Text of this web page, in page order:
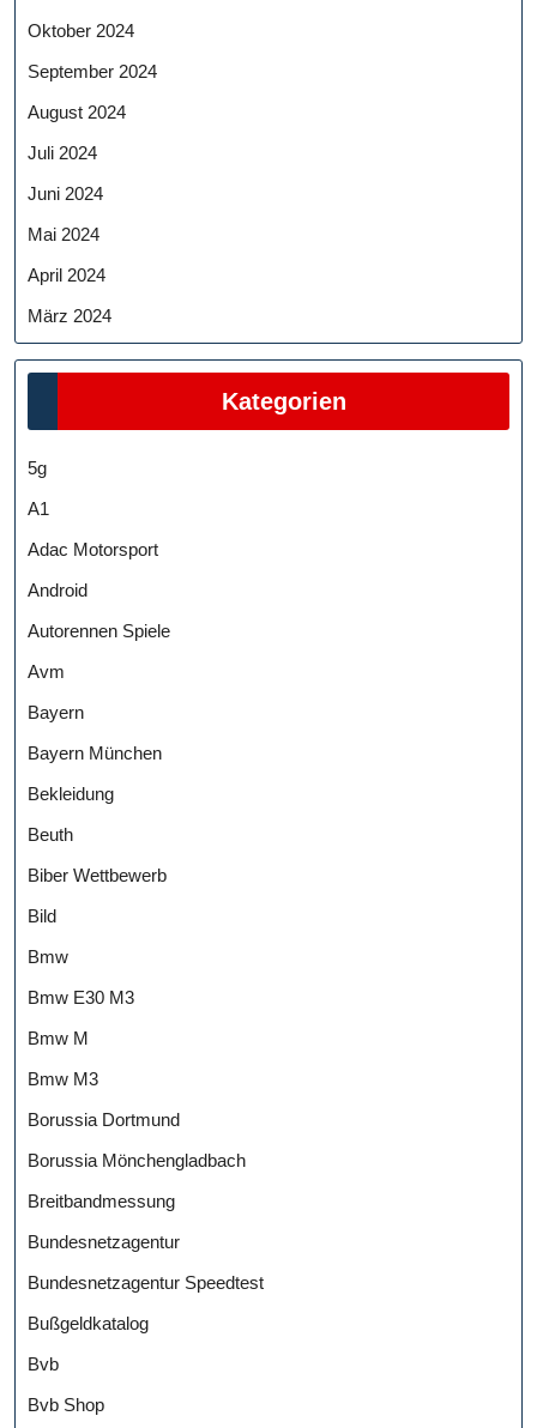
Oktober 2024
September 2024
August 2024
Juli 2024
Juni 2024
Mai 2024
April 2024
März 2024
Kategorien
5g
A1
Adac Motorsport
Android
Autorennen Spiele
Avm
Bayern
Bayern München
Bekleidung
Beuth
Biber Wettbewerb
Bild
Bmw
Bmw E30 M3
Bmw M
Bmw M3
Borussia Dortmund
Borussia Mönchengladbach
Breitbandmessung
Bundesnetzagentur
Bundesnetzagentur Speedtest
Bußgeldkatalog
Bvb
Bvb Shop